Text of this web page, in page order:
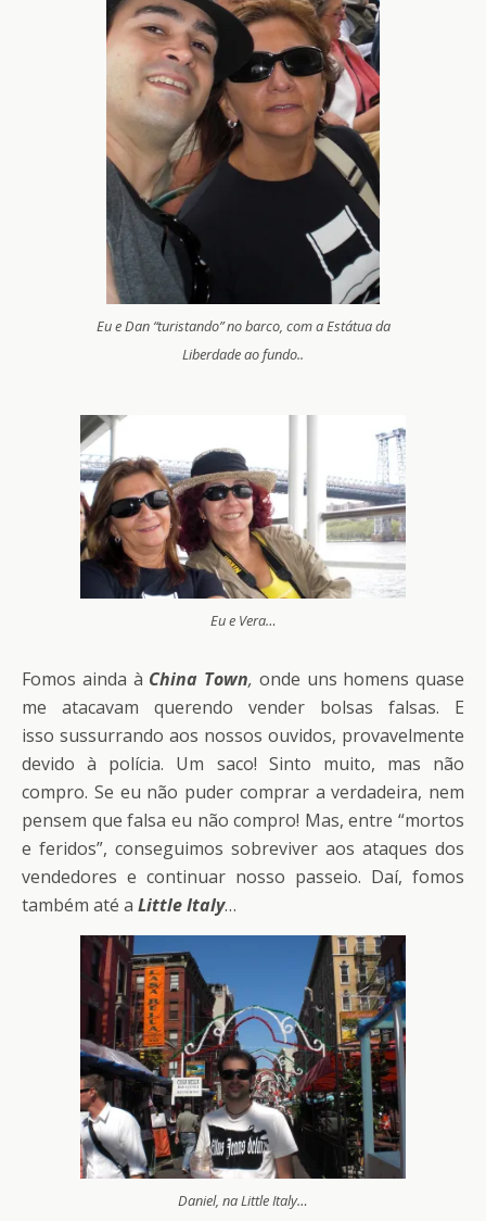
Eu e Dan “turistando” no barco, com a Estátua da
Liberdade ao fundo..
Eu e Vera…
Fomos ainda à China Town, onde uns homens quase
me atacavam querendo vender bolsas falsas. E
isso sussurrando aos nossos ouvidos, provavelmente
devido à polícia. Um saco! Sinto muito, mas não
compro. Se eu não puder comprar a verdadeira, nem
pensem que falsa eu não compro! Mas, entre “mortos
e feridos”, conseguimos sobreviver aos ataques dos
vendedores e continuar nosso passeio. Daí, fomos
também até a Little Italy…
Daniel, na Little Italy…